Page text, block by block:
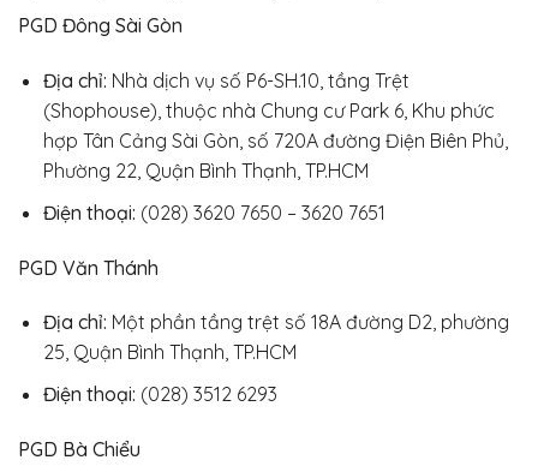
PGD Đông Sài Gòn
Địa chỉ: Nhà dịch vụ số P6-SH.10, tầng Trệt
(Shophouse), thuộc nhà Chung cư Park 6, Khu phức
hợp Tân Cảng Sài Gòn, số 720A đường Điện Biên Phủ,
Phường 22, Quận Bình Thạnh, TP.HCM
Điện thoại: (028) 3620 7650 – 3620 7651
PGD Văn Thánh
Địa chỉ: Một phần tầng trệt số 18A đường D2, phường
25, Quận Bình Thạnh, TP.HCM
Điện thoại: (028) 3512 6293
PGD Bà Chiểu